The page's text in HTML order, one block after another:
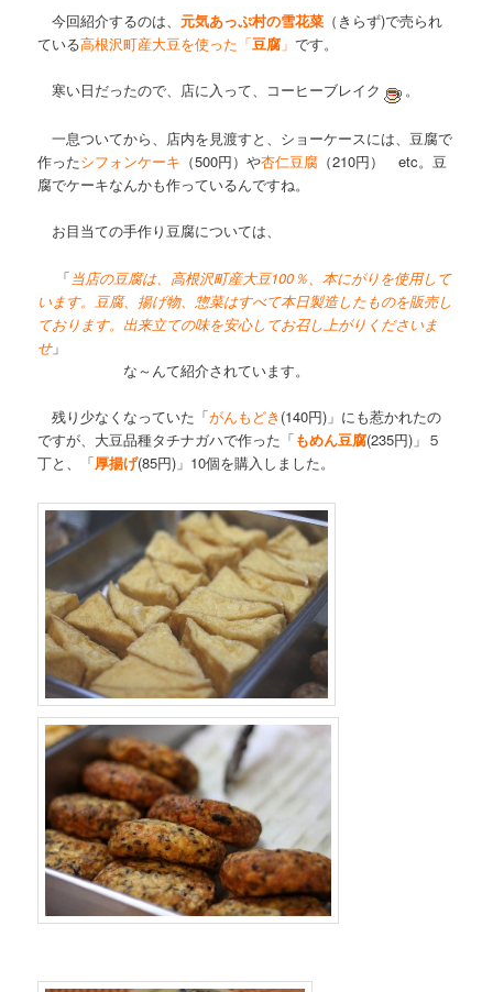
今回紹介するのは、元気あっぷ村の雪花菜 （きらず)で売られ
ている高根沢町産大豆を使った「豆腐 」です。
寒い日だったので、店に入って、コーヒーブレイク 。
一息ついてから、店内を見渡すと、ショーケースには、豆腐で
作ったシフォンケーキ （500円）や杏仁豆腐 （210円） etc。豆
腐でケーキなんかも作っているんですね。
お目当ての手作り豆腐については、
「当店の豆腐は、高根沢町産大豆100％、本にがりを使用して
います。豆腐、揚げ物、惣菜はすべて本日製造したものを販売し
ております。出来立ての味を安心してお召し上がりくださいま
せ」
な～んて紹介されています。
残り少なくなっていた「がんもどき (140円)」にも惹かれたの
ですが、大豆品種タチナガハで作った「もめん豆腐(235円)」５
丁と、「厚揚げ(85円)」10個を購入しました。